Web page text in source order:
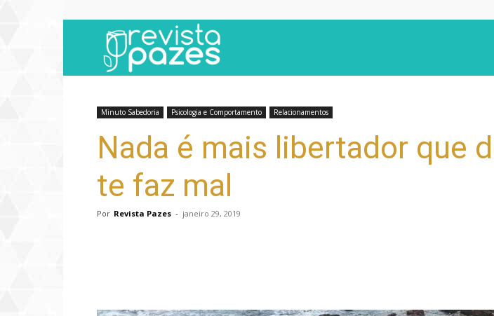
Minuto Sabedoria Psicologia e Comportamento Relacionamentos
Nada é mais libertador que
te faz mal
Por Revista Pazes - janeiro 29, 2019